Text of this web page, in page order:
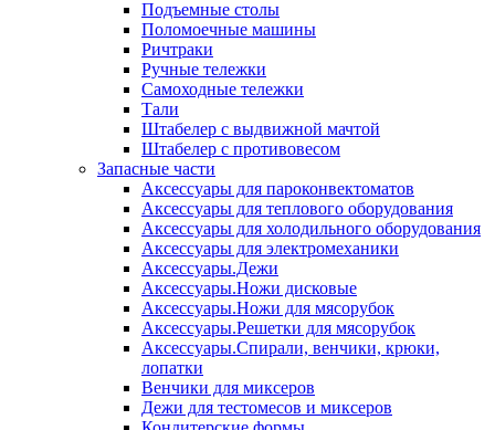
Подъемные столы
Поломоечные машины
Ричтраки
Ручные тележки
Самоходные тележки
Тали
Штабелер с выдвижной мачтой
Штабелер с противовесом
Запасные части
Аксессуары для пароконвектоматов
Аксессуары для теплового оборудования
Аксессуары для холодильного оборудования
Аксессуары для электромеханики
Аксессуары.Дежи
Аксессуары.Ножи дисковые
Аксессуары.Ножи для мясорубок
Аксессуары.Решетки для мясорубок
Аксессуары.Спирали, венчики, крюки,
лопатки
Венчики для миксеров
Дежи для тестомесов и миксеров